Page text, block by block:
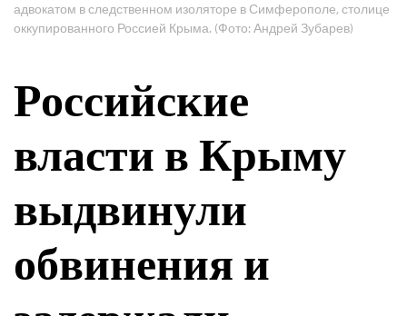
адвокатом в следственном изоляторе в Симферополе, столице
оккупированного Россией Крыма. (Фото: Андрей Зубарев)
Российские
власти в Крыму
выдвинули
обвинения и